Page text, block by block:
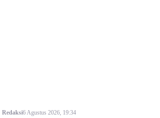
Redaksi6 Agustus 2026, 19:34